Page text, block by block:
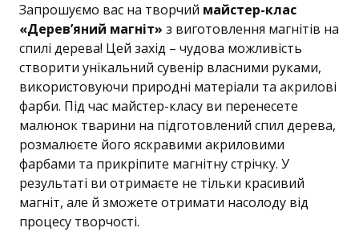
Запрошуємо вас на творчий майстер-клас
«Дерев’яний магніт» з виготовлення магнітів на
спилі дерева! Цей захід – чудова можливість
створити унікальний сувенір власними руками,
використовуючи природні матеріали та акрилові
фарби. Під час майстер-класу ви перенесете
малюнок тварини на підготовлений спил дерева,
розмалюєте його яскравими акриловими
фарбами та прикріпите магнітну стрічку. У
результаті ви отримаєте не тільки красивий
магніт, але й зможете отримати насолоду від
процесу творчості.